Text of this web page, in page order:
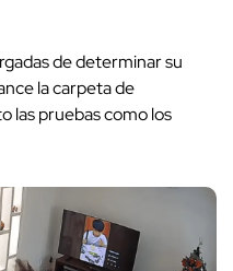
de determinar su
la carpeta de
las pruebas como los